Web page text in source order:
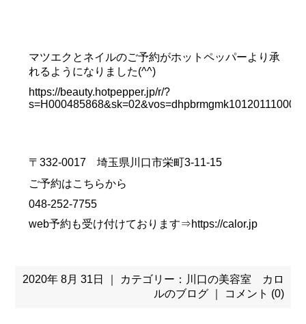
マツエクとネイルのご予約がホットペッパーより承
れるようになりました(^^)
https://beauty.hotpepper.jp/r/?
s=H000485868&sk=02&vos=dhpbrmgmk10120111000
〒332-0017 埼玉県川口市栄町3-11-15
ご予約はこちらから
048-252-7755
web予約も受け付けております⇒https://calor.jp
2020年 8月 31日 ｜ カテゴリー： 川口の美容室 カロ
ルのブログ｜ コメント (0)